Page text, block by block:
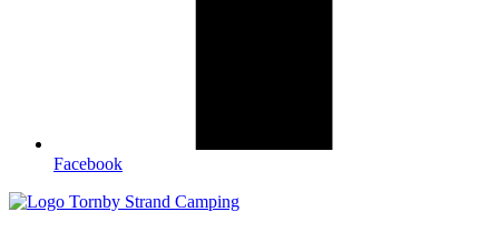
Facebook